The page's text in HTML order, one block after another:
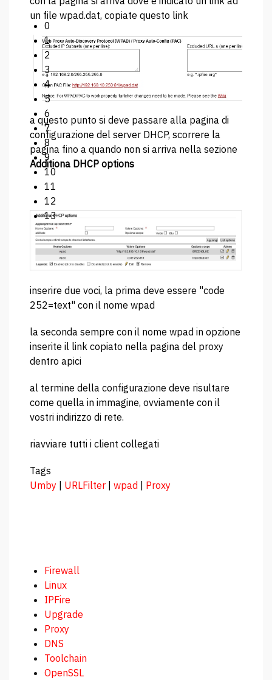
0
1
2
3
4
5
6
7
8
9
10
11
12
13
un file wpad.dat, copiate questo link
a questo punto si deve passare alla pagina di
configurazione del server DHCP, scorrere la
pagina fino a quando non si arriva nella sezione
Additiona DHCP options
inserire due voci, la prima deve essere "code
252=text" con il nome wpad
la seconda sempre con il nome wpad in opzione
inserite il link copiato nella pagina del proxy
dentro apici
al termine della configurazione deve risultare
come quella in immagine, ovviamente con il
vostri indirizzo di rete.
riavviare tutti i client collegati
Tags
Umby
URLFilter wpad Proxy
Firewall
Linux
IPFire
Upgrade
Proxy
DNS
Toolchain
OpenSSL